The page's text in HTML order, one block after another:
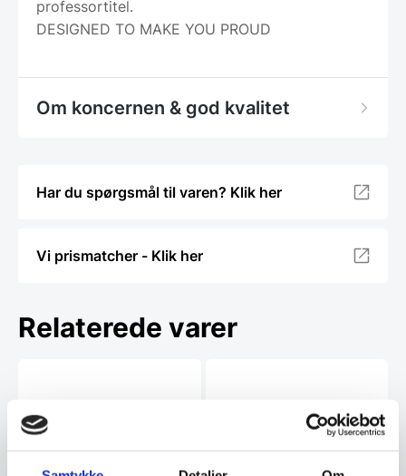
professortitel.
DESIGNED TO MAKE YOU PROUD
Om koncernen & god kvalitet
Har du spørgsmål til varen? Klik her
Vi prismatcher - Klik her
Relaterede varer